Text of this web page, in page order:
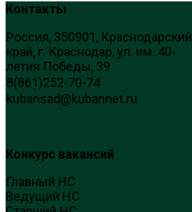
Контакты
Россия, 350901, Краснодарский
край, г. Краснодар, ул. им. 40-
летия Победы, 39
8(861)252-70-74
kubansad@kubannet.ru
Конкурс вакансий
Главный НС
Ведущий НС